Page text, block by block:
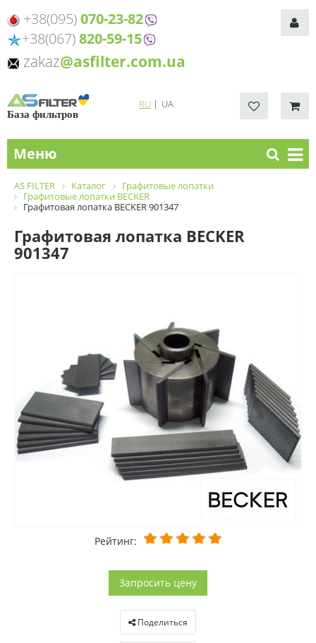
+38(095)070-23-82
+38(067)820-59-15
zakaz@asfilter.com.ua
База фильтров
RU| UA
Меню
AS FILTER Каталог
Графитовые лопатки
Графитовые лопатки BECKER
Графитовая лопатка BECKER 901347
Графитовая лопатка BECKER
901347
Рейтинг:
Запросить цену
Поделиться